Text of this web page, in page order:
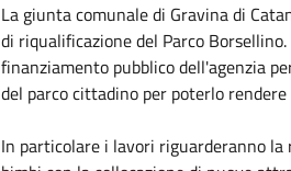
La giunta comunale di Gravina di
di riqualificazione del Parco
finanziamento pubblico dell'agenzia
del parco cittadino per poterlo
In particolare i lavori riguarderanno la